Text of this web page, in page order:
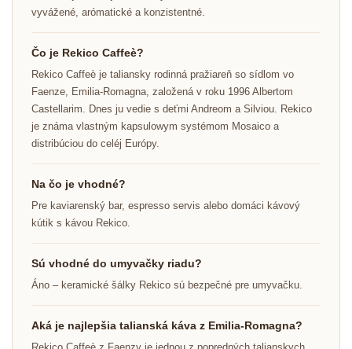
vyvážené, arómatické a konzistentné.
Čo je Rekico Caffeè?
Rekico Caffeè je taliansky rodinná pražiareň so sídlom vo
Faenze, Emilia-Romagna, založená v roku 1996 Albertom
Castellarim. Dnes ju vedie s deťmi Andreom a Silviou. Rekico
je známa vlastným kapsulowym systémom Mosaico a
distribúciou do celéj Európy.
Na čo je vhodné?
Pre kaviarenský bar, espresso servis alebo domáci kávový
kútik s kávou Rekico.
Sú vhodné do umyvačky riadu?
Áno – keramické šálky Rekico sú bezpečné pre umyvačku.
Aká je najlepšia talianská káva z Emilia-Romagna?